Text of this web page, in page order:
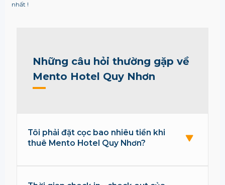
nhất !
Những câu hỏi thường gặp về
Mento Hotel Quy Nhơn
Tôi phải đặt cọc bao nhiêu tiền khi
thuê Mento Hotel Quy Nhơn?